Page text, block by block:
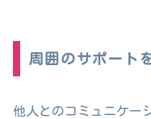
周囲のサポート
他人とのコミュニケー